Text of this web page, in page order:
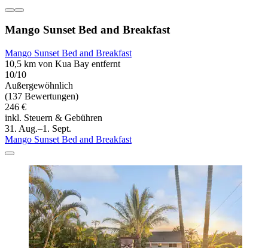
Mango Sunset Bed and Breakfast
Mango Sunset Bed and Breakfast
10,5 km von Kua Bay entfernt
10/10
Außergewöhnlich
(137 Bewertungen)
246 €
inkl. Steuern & Gebühren
31. Aug.–1. Sept.
Mango Sunset Bed and Breakfast